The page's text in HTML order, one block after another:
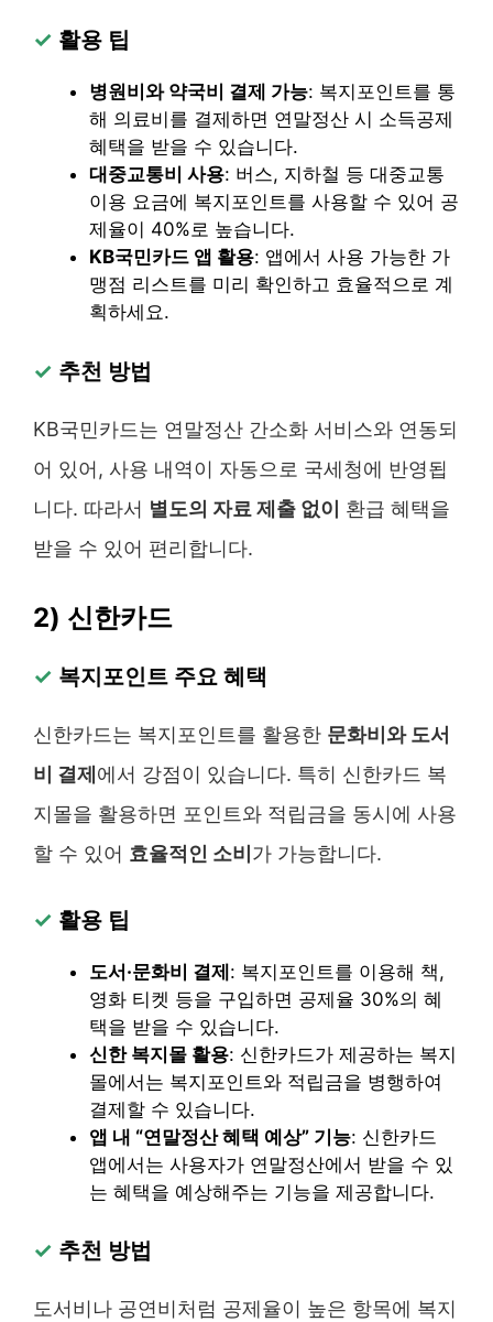
✓ 활용 팁
병원비와 약국비 결제 가능: 복지포인트를 통
해 의료비를 결제하면 연말정산 시 소득공제
혜택을 받을 수 있습니다.
대중교통비 사용: 버스, 지하철 등 대중교통
이용 요금에 복지포인트를 사용할 수 있어 공
제율이 40%로 높습니다.
KB국민카드 앱 활용: 앱에서 사용 가능한 가
맹점 리스트를 미리 확인하고 효율적으로 계
획하세요.
✓ 추천 방법
KB국민카드는 연말정산 간소화 서비스와 연동되
어 있어, 사용 내역이 자동으로 국세청에 반영됩
니다. 따라서 별도의 자료 제출 없이 환급 혜택을
받을 수 있어 편리합니다.
2) 신한카드
✓ 복지포인트 주요 혜택
신한카드는 복지포인트를 활용한 문화비와 도서
비 결제에서 강점이 있습니다. 특히 신한카드 복
지몰을 활용하면 포인트와 적립금을 동시에 사용
할 수 있어 효율적인 소비가 가능합니다.
✓ 활용 팁
도서·문화비 결제: 복지포인트를 이용해 책,
영화 티켓 등을 구입하면 공제율 30%의 혜
택을 받을 수 있습니다.
신한 복지몰 활용: 신한카드가 제공하는 복지
몰에서는 복지포인트와 적립금을 병행하여
결제할 수 있습니다.
앱 내 “연말정산 혜택 예상” 기능: 신한카드
앱에서는 사용자가 연말정산에서 받을 수 있
는 혜택을 예상해주는 기능을 제공합니다.
✓ 추천 방법
도서비나 공연비처럼 공제율이 높은 항목에 복지